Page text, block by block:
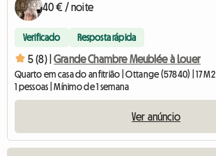
40 € / noite
Verificado Resposta rápida
5 (8) | Grande Chambre Meublée à Louer
Quarto em casa do anfitrião | Ottange (57840) | 17 M2
1 pessoas | Mínimo de 1 semana
Ver anúncio